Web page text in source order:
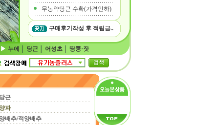
무농약당근 수확(가격인하)
구매후기작성 후 적립금..
누에 당근 어성초 땅콩·잣
근
파
배추/적양배추